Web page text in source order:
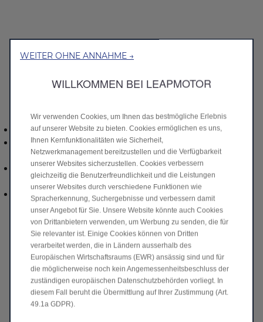
Probefahrt bis zum Leasing- oder Kaufabschluss –
Carmarket macht’s unkompliziert möglich. Die stärksten
Qualität garantiert: geprüfte Fahrzeuge mit Garantie
Einfach finden: intuitive Freitext-Suche für rasche
Ergebnisse
Schnell vergleichen: dank aller Informationen und
intelligenter Vergleichsliste
Rundum versichert: Fahrzeug und innovative
Versicherungslösungen aus einer Hand
Ein persönliches Profil vereint zudem alles rund ums
Auto an einem Ort: Vergleichsliste, Merkliste, Suchabos.
Marktstand entdecken
WEITER OHNE ANNAHME →
WILLKOMMEN BEI LEAPMOTOR
Wir verwenden Cookies, um Ihnen das bestmögliche Erlebnis
auf unserer Website zu bieten. Cookies ermöglichen es uns,
Ihnen Kernfunktionalitäten wie Sicherheit,
Netzwerkmanagement bereitzustellen und die Verfügbarkeit
unserer Websites sicherzustellen. Cookies verbessern
gleichzeitig die Benutzerfreundlichkeit und die Leistungen
unserer Websites durch verschiedene Funktionen wie
Spracherkennung, Suchergebnisse und verbessern damit
unser Angebot für Sie. Unsere Website könnte auch Cookies
von Drittanbietern verwenden, um Werbung zu senden, die für
Sie relevanter ist. Einige Cookies können von Dritten
verarbeitet werden, die in Ländern ausserhalb des
Europäischen Wirtschaftsraums (EWR) ansässig sind und für
die möglicherweise noch kein Angemessenheitsbeschluss der
zuständigen europäischen Datenschutzbehörden vorliegt. In
diesem Fall beruht die Übermittlung auf Ihrer Zustimmung (Art.
49.1a GDPR).